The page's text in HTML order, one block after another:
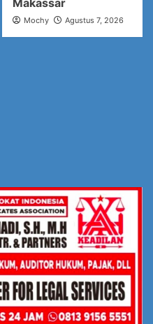
Makassar
Mochy Agustus 7, 2026